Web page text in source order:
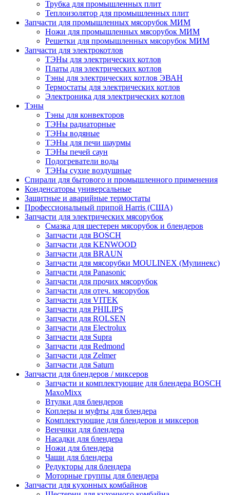
Трубка для промышленных плит
Теплоизолятор для промышленных плит
Запчасти для промышленных мясорубок МИМ
Ножи для промышленных мясорубок МИМ
Решетки для промышленных мясорубок МИМ
Запчасти для электрокотлов
ТЭНы для электрических котлов
Платы для электрических котлов
Тэны для электрических котлов ЭВАН
Термостаты для электрических котлов
Электроника для электрических котлов
Тэны
Тэны для конвекторов
ТЭНы радиаторные
ТЭНы водяные
ТЭНы для печи шаурмы
ТЭНы печей саун
Подогреватели воды
ТЭНы сухие воздушные
Спирали для бытового и промышленного применения
Конденсаторы универсальные
Защитные и аварийные термостаты
Профессиональный припой Harris (США)
Запчасти для электрических мясорубок
Смазка для шестерен мясорубок и блендеров
Запчасти для BOSCH
Запчасти для KENWOOD
Запчасти для BRAUN
Запчасти для мясорубки MOULINEX (Мулинекс)
Запчасти для Panasonic
Запчасти для прочих мясорубок
Запчасти для отеч. мясорубок
Запчасти для VITEK
Запчасти для PHILIPS
Запчасти для ROLSEN
Запчасти для Electrolux
Запчасти для Supra
Запчасти для Redmond
Запчасти для Zelmer
Запчасти для Saturn
Запчасти для блендеров / миксеров
Запчасти и комплектующие для блендера BOSCH
MaxoMixx
Втулки для блендеров
Коплеры и муфты для блендера
Комплектующие для блендеров и миксеров
Венчики для блендера
Насадки для блендера
Ножи для блендера
Чаши для блендера
Редукторы для блендера
Моторные группы для блендера
Запчасти для кухонных комбайнов